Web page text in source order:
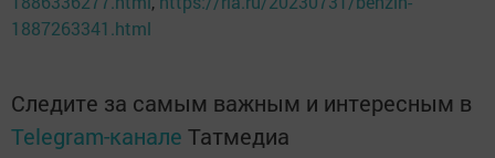
1887263341.html
Следите за самым важным и интересным в
Telegram-канале Татмедиа